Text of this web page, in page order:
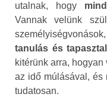
utalnak, hogy
Vannak velünk
tanulás és
kitérünk arra,
az idő múlásával, és
tudatosan.